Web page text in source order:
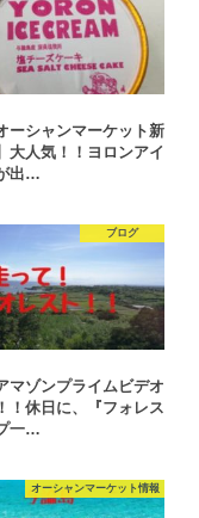
ーシャンマーケット新
大人気！！ヨロンアイ
出…
ブログ
マゾンプライムビデオ
！休日に、『フォレス
一…
オーシャンマーケット情報